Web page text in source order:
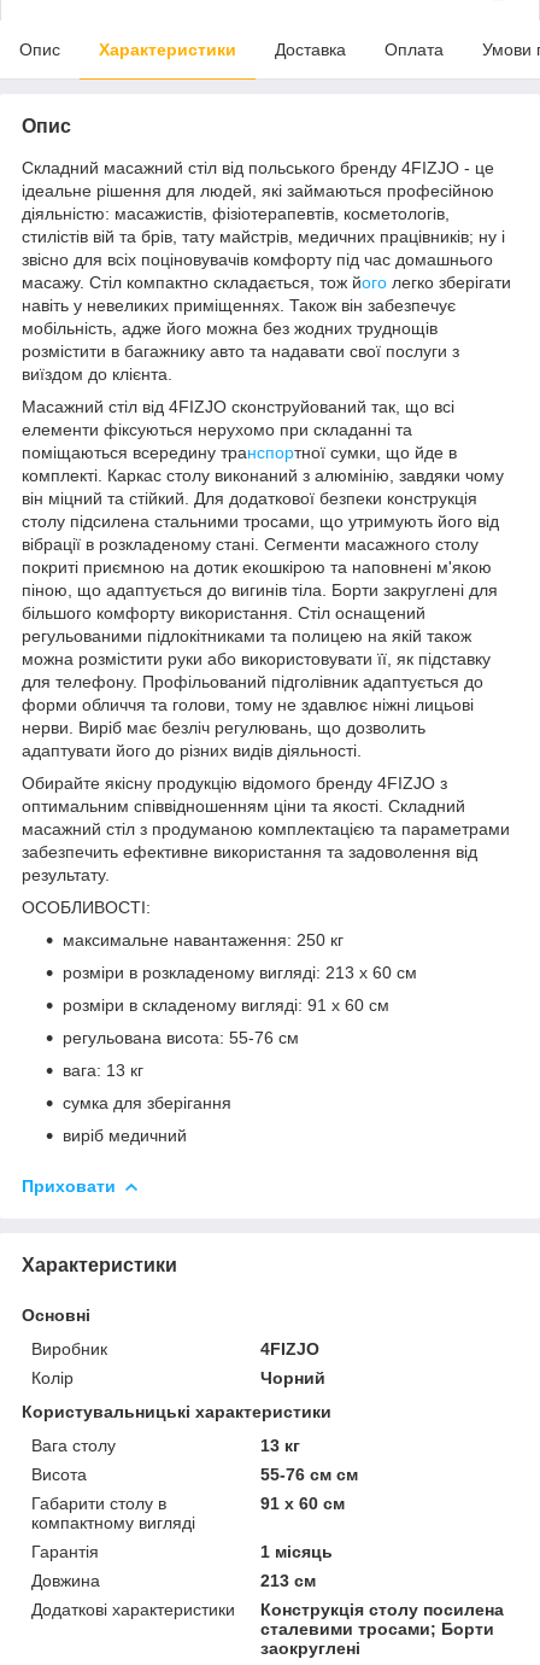
Опис Характеристики Доставка Оплата Умови
Опис
Складний масажний стіл від польського бренду 4FIZJO - це
ідеальне рішення для людей, які займаються професійною
діяльністю: масажистів, фізіотерапевтів, косметологів,
стилістів вій та брів, тату майстрів, медичних працівників; ну і
звісно для всіх поціновувачів комфорту під час домашнього
масажу. Стіл компактно складається, тож його легко зберігати
навіть у невеликих приміщеннях. Також він забезпечує
мобільність, адже його можна без жодних труднощів
розмістити в багажнику авто та надавати свої послуги з
виїздом до клієнта.
Масажний стіл від 4FIZJO сконструйований так, що всі
елементи фіксуються нерухомо при складанні та
поміщаються всередину транспортної сумки, що йде в
комплекті. Каркас столу виконаний з алюмінію, завдяки чому
він міцний та стійкий. Для додаткової безпеки конструкція
столу підсилена стальними тросами, що утримують його від
вібрації в розкладеному стані. Сегменти масажного столу
покриті приємною на дотик екошкірою та наповнені м'якою
піною, що адаптується до вигинів тіла. Борти закруглені для
більшого комфорту використання. Стіл оснащений
регульованими підлокітниками та полицею на якій також
можна розмістити руки або використовувати її, як підставку
для телефону. Профільований підголівник адаптується до
форми обличчя та голови, тому не здавлює ніжні лицьові
нерви. Виріб має безліч регулювань, що дозволить
адаптувати його до різних видів діяльності.
Обирайте якісну продукцію відомого бренду 4FIZJO з
оптимальним співвідношенням ціни та якості. Складний
масажний стіл з продуманою комплектацією та параметрами
забезпечить ефективне використання та задоволення від
результату.
ОСОБЛИВОСТІ:
максимальне навантаження: 250 кг
розміри в розкладеному вигляді: 213 x 60 см
розміри в складеному вигляді: 91 x 60 см
регульована висота: 55-76 см
вага: 13 кг
сумка для зберігання
виріб медичний
Приховати
Характеристики
Основні
Виробник
4FIZJO
Колір
Чорний
Користувальницькі характеристики
Вага столу
13 кг
Висота
55-76 см см
Габарити столу в
компактному вигляді
91 x 60 см
Гарантія
1 місяць
Довжина
213 см
Додаткові характеристики
Конструкція столу посилена
сталевими тросами; Борти
заокруглені